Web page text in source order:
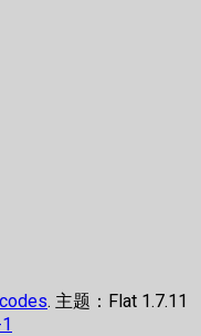
. 主题：Flat 1.7.11